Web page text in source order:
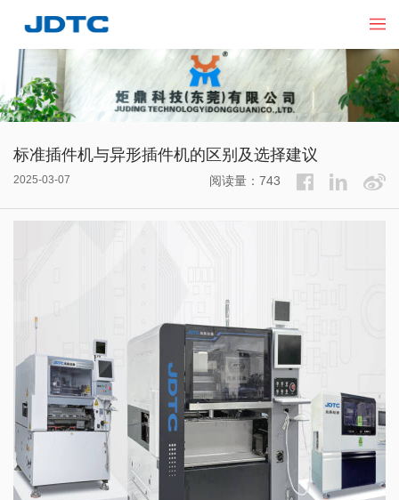
标准插件机与异形插件机的区别及选择建议
2025-03-07 阅读量：743